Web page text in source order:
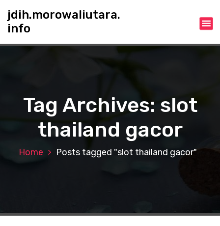
t
jdih.morowaliutara.
info
Tag Archives: slot
thailand gacor
Home Posts tagged "slot thailand gacor"